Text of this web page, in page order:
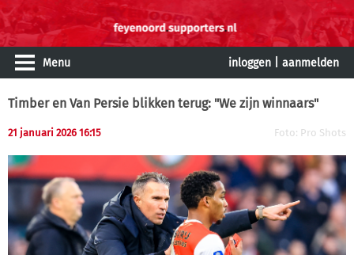
Menu inloggen aanmelden
Timber en Van Persie blikken terug: "We zijn winnaars"
21 januari 2026 16:15 Foto: Pro Shots